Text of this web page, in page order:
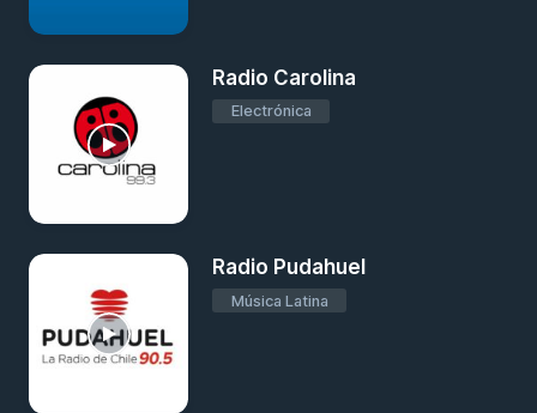
Radio Carolina
Electrónica
Radio Pudahuel
Música Latina